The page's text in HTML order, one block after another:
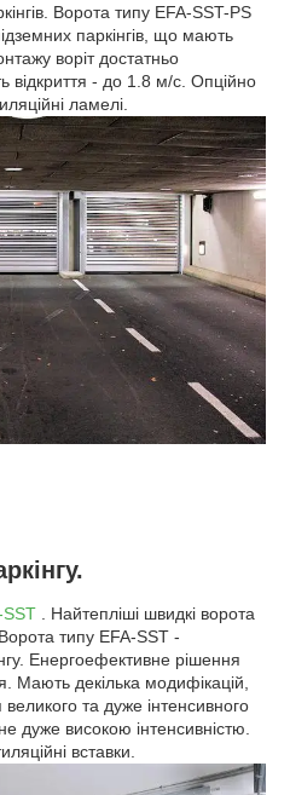
Ворота типу EFA-SST-PS
паркінгів, що мають
воріт достатньо
відкриття - до 1.8 м/с. Опційно
ламелі.
SST . Найтепліші швидкі ворота
типу EFA-SST -
Енергоефективне рішення
Мають декілька модифікацій,
та дуже інтенсивного
дуже високою інтенсивністю.
вставки.